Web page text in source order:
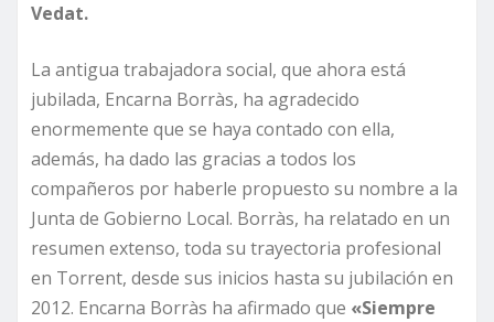
Vedat.
La antigua trabajadora social, que ahora está
jubilada, Encarna Borràs, ha agradecido
enormemente que se haya contado con ella,
además, ha dado las gracias a todos los
compañeros por haberle propuesto su nombre a la
Junta de Gobierno Local. Borràs, ha relatado en un
resumen extenso, toda su trayectoria profesional
en Torrent, desde sus inicios hasta su jubilación en
2012. Encarna Borràs ha afirmado que «Siempre